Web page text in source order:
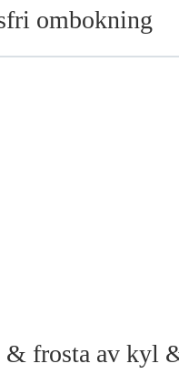
ombokning
& frosta av kyl